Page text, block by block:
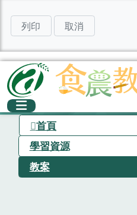
列印 取消
首頁
學習資源
教案